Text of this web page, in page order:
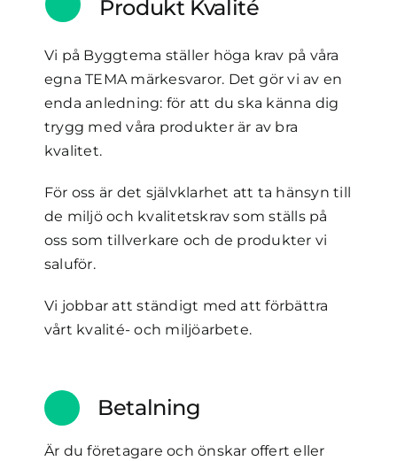
Produkt Kvalité
Vi på Byggtema ställer höga krav på våra
egna TEMA märkesvaror. Det gör vi av en
enda anledning: för att du ska känna dig
trygg med våra produkter är av bra
kvalitet.
För oss är det självklarhet att ta hänsyn till
de miljö och kvalitetskrav som ställs på
oss som tillverkare och de produkter vi
saluför.
Vi jobbar att ständigt med att förbättra
vårt kvalité- och miljöarbete.
Betalning
Är du företagare och önskar offert eller